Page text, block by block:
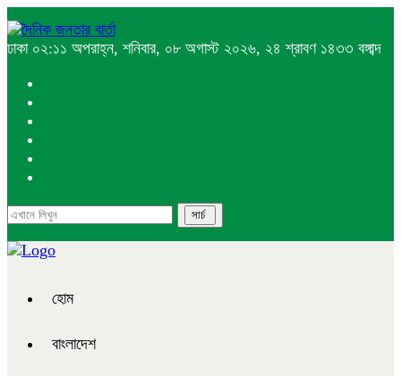
ঢাকা ০২:১১ অপরাহ্ন, শনিবার, ০৮ অগাস্ট ২০২৬, ২৪ শ্রাবণ ১৪৩৩ বঙ্গাব্দ
হোম
বাংলাদেশ